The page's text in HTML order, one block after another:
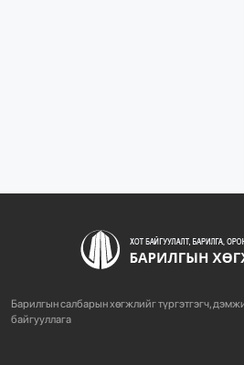
ХОТ БАЙГУУЛАЛТЫН
3 сарын өмнө
Барилгын салбарын хөгжлийг түргэтгэгч,
байгууллага